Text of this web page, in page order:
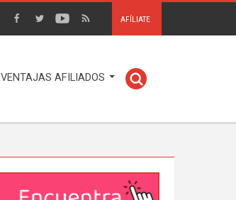
AFÍLIATE
VENTAJAS AFILIADOS